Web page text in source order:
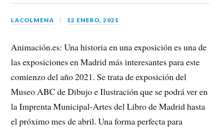
LACOLMENA 12 ENERO, 2021
Animación.es: Una historia en una exposición es una de
las exposiciones en Madrid más interesantes para este
comienzo del año 2021. Se trata de exposición del
Museo ABC de Dibujo e Ilustración que se podrá ver en
la Imprenta Municipal-Artes del Libro de Madrid hasta
el próximo mes de abril. Una forma perfecta para